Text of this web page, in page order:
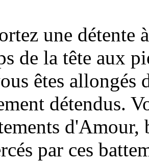
une détente
de la tête aux
êtes allongés
détendus.
d'Amour,
par ces